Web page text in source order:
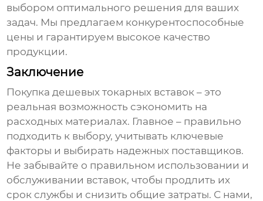
выбором оптимального решения для ваших
задач. Мы предлагаем конкурентоспособные
цены и гарантируем высокое качество
продукции.
Заключение
Покупкадешевых токарных вставок – это
реальная возможность сэкономить на
расходных материалах. Главное – правильно
подходить к выбору, учитывать ключевые
факторы и выбирать надежных поставщиков.
Не забывайте о правильном использовании и
обслуживании вставок, чтобы продлить их
срок службы и снизить общие затраты. С нами,